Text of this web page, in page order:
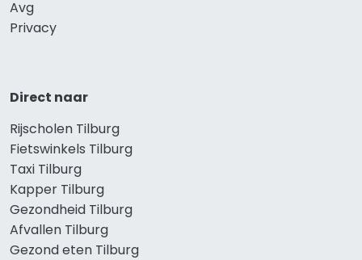
Avg
Privacy
Direct naar
Rijscholen Tilburg
Fietswinkels Tilburg
Taxi Tilburg
Kapper Tilburg
Gezondheid Tilburg
Afvallen Tilburg
Gezond eten Tilburg